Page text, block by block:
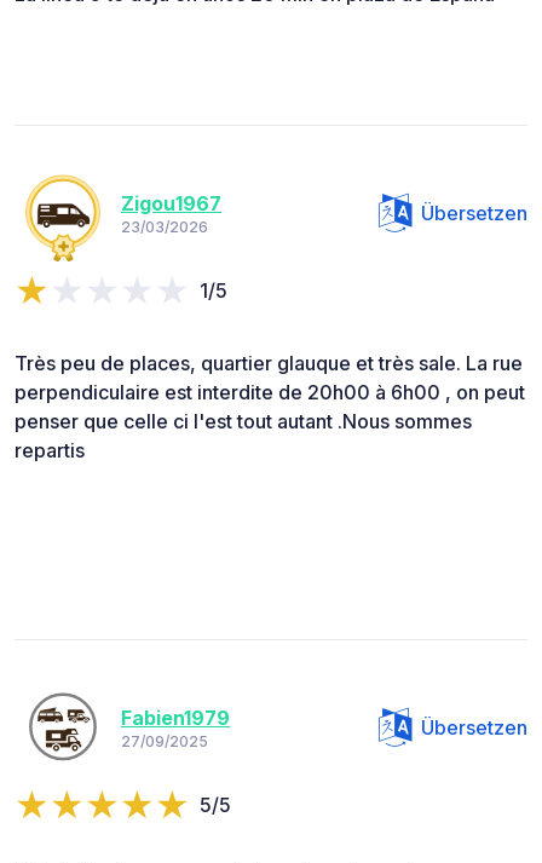
Zigou1967
23/03/2026
Übersetzen
1/5
Très peu de places, quartier glauque et très sale. La rue
perpendiculaire est interdite de 20h00 à 6h00 , on peut
penser que celle ci l'est tout autant .Nous sommes
repartis
Fabien1979
27/09/2025
Übersetzen
5/5